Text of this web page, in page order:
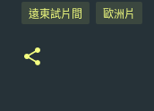
遠東試片間 歐洲片